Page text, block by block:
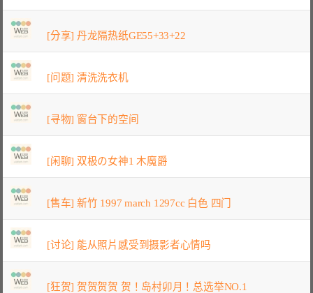
[分享] 丹龙隔热纸GE55+33+22
[问题] 清洗洗衣机
[寻物] 窗台下的空间
[闲聊] 双极の女神1 木魔爵
[售车] 新竹 1997 march 1297cc 白色 四门
[讨论] 能从照片感受到摄影者心情吗
[狂贺] 贺贺贺贺 贺！岛村卯月！总选举NO.1